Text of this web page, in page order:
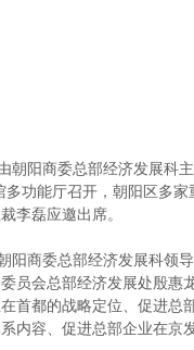
阳商委总部经济发展科
多功能厅召开，朝阳区多
李磊应邀出席。
商委总部经济发展科领
员会总部经济发展处殷惠
首都的战略定位、促进总
内容、促进总部企业在京